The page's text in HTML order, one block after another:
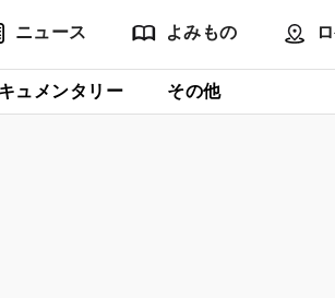
ニュース よみもの
ュメンタリー その他